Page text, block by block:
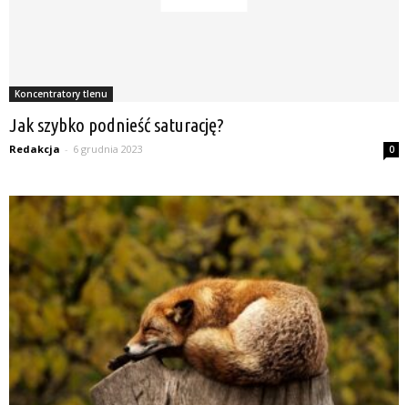
Koncentratory tlenu
Jak szybko podnieść saturację?
Redakcja - 6 grudnia 2023 0